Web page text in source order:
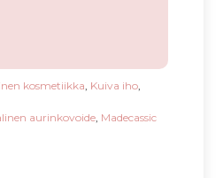
kosmetiikka Kuiva iho,
aurinkovoide, Madecassic